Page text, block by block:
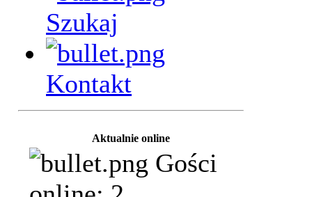
Szukaj
Kontakt
Aktualnie online
Gości